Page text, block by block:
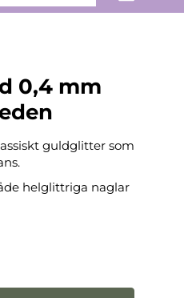
0,4 mm
guldglitter som
helglittriga naglar